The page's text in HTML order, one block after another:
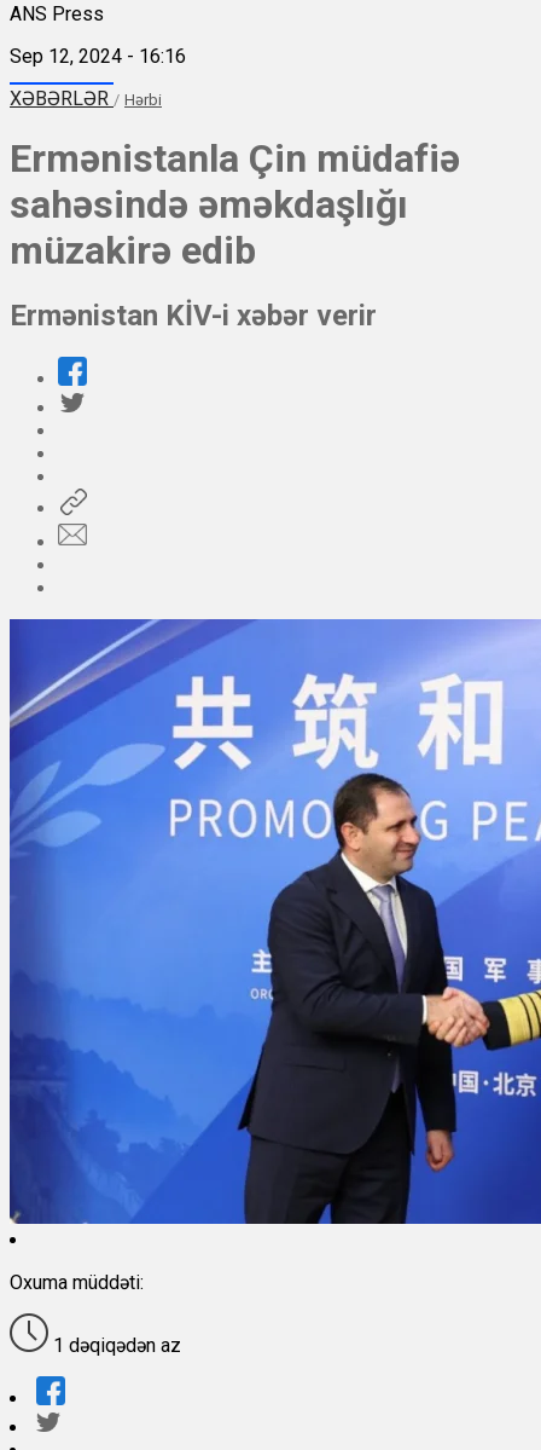
ANS Press
Sep 12, 2024 - 16:16
XƏBƏRLƏR / Hərbi
Ermənistanla Çin müdafiə
sahəsində əməkdaşlığı
müzakirə edib
Ermənistan KİV-i xəbər verir
Oxuma müddəti:
1 dəqiqədən az